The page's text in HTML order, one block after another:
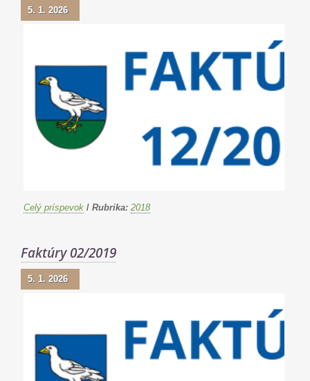
5. 1. 2026
Celý príspevok / Rubrika: 2018
Faktúry 02/2019
5. 1. 2026